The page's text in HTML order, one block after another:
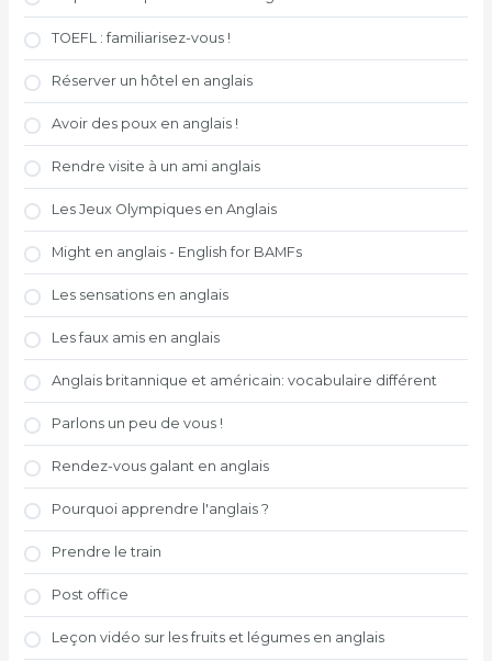
TOEFL : familiarisez-vous !
Réserver un hôtel en anglais
Avoir des poux en anglais !
Rendre visite à un ami anglais
Les Jeux Olympiques en Anglais
Might en anglais - English for BAMFs
Les sensations en anglais
Les faux amis en anglais
Anglais britannique et américain: vocabulaire différent
Parlons un peu de vous !
Rendez-vous galant en anglais
Pourquoi apprendre l'anglais ?
Prendre le train
Post office
Leçon vidéo sur les fruits et légumes en anglais